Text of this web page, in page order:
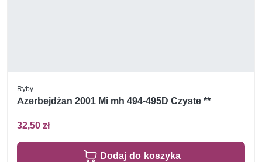
Ryby
Azerbejdżan 2001 Mi mh 494-495D Czyste **
32,50 zł
Dodaj do koszyka